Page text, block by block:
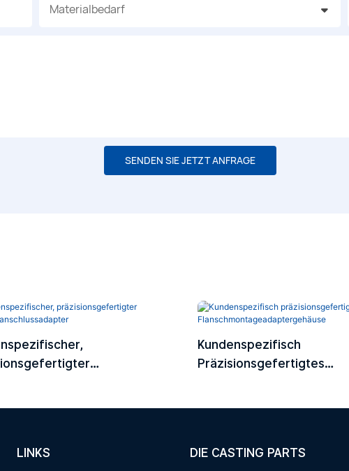
Materialbedarf
SENDEN SIE JETZT ANFRAGE
Kundenspezifisch
Präzisionsgefertigtes
LINKS DIE CASTING PARTS